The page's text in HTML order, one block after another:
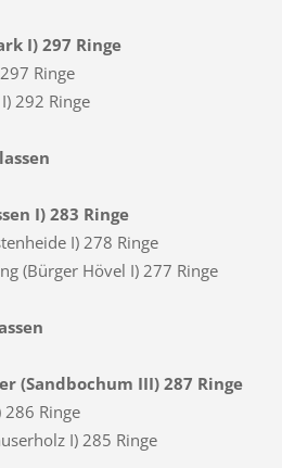
I) 297 Ringe
Ringe
292 Ringe
I) 283 Ringe
I) 278 Ringe
(Bürger Hövel I) 277 Ringe
(Sandbochum III) 287 Ringe
Ringe
I) 285 Ringe